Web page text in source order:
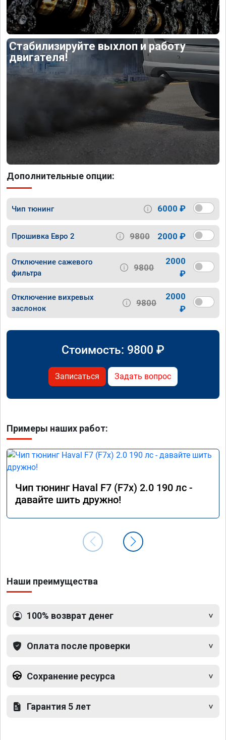
Стабилизируйте выхлоп и работу
двигателя!
Дополнительные опции:
Чип тюнинг 6000 ₽
Прошивка Евро 2 9800 2000 ₽
Отключение сажевого
фильтра
9800
2000
₽
Отключение вихревых
заслонок
9800
2000
₽
Стоимость: 9800 ₽
Записаться Задать вопрос
Примеры наших работ:
Чип тюнинг Haval F7 (F7x) 2.0 190 лс -
давайте шить дружно!
Наши преимущества
100% возврат денег
Оплата после проверки
Сохранение ресурса
Гарантия 5 лет